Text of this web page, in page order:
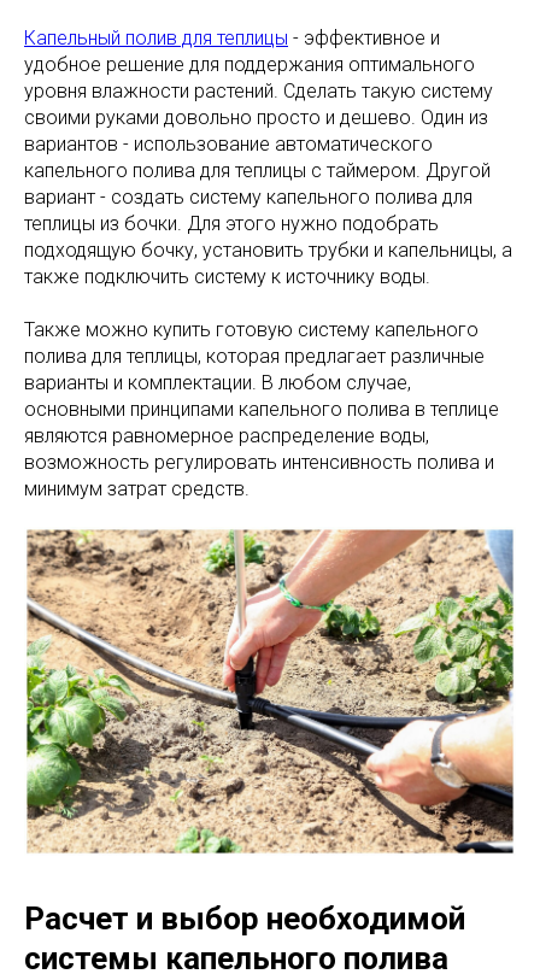
Капельный полив для теплицы - эффективное и
удобное решение для поддержания оптимального
уровня влажности растений. Сделать такую систему
своими руками довольно просто и дешево. Один из
вариантов - использование автоматического
капельного полива для теплицы с таймером. Другой
вариант - создать систему капельного полива для
теплицы из бочки. Для этого нужно подобрать
подходящую бочку, установить трубки и капельницы, а
также подключить систему к источнику воды.
Также можно купить готовую систему капельного
полива для теплицы, которая предлагает различные
варианты и комплектации. В любом случае,
основными принципами капельного полива в теплице
являются равномерное распределение воды,
возможность регулировать интенсивность полива и
минимум затрат средств.
Расчет и выбор необходимой
системы капельного полива